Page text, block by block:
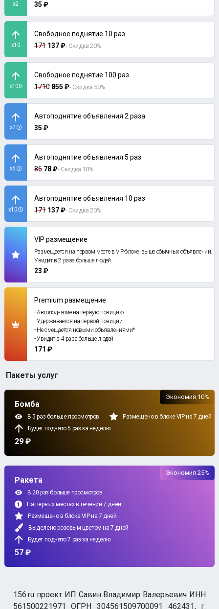
x2
35 ₽
x10
Свободное поднятие 10 раз
171 137 ₽- Скидка 20%
x100
Свободное поднятие 100 раз
1710 855 ₽- Скидка 50%
x2
Автоподнятие объявления 2 раза
35 ₽
x5
Автоподнятие объявления 5 раз
86 78 ₽- Скидка 10%
x10
Автоподнятие объявления 10 раз
171 137 ₽- Скидка 20%
VIP размещение
Размещается на первом месте в VIP-блоке, выше обычных объявлений.
Увидит в 2 раза больше людей
23 ₽
Premium размещение
- Автоподнятие на первую позицию
- Удерживается на первой позиции
- Не смещается новыми объявлениями*
- Увидит в 4 раза больше людей
171 ₽
Пакеты услуг
Бомба
В 5 раз больше просмотров
Размещено в блоке VIP на 7 дней
Будет поднято 5 раз за неделю
29 ₽
Экономия 10%
Ракета
В 20 раз больше просмотров
На первых местах в течении 7 дней
Размещено в блоке VIP на 7 дней
Выделено розовым цветом на 7 дней
Будет поднято 7 раз за неделю
57 ₽
Экономия 25%
156.ru проект ИП Савин Владимир Валерьевич ИНН
561500221971 ОГРН 304561509700091 462431, г.